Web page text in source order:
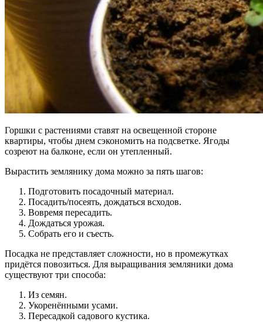
Горшки с растениями ставят на освещенной стороне
квартиры, чтобы днем сэкономить на подсветке. Ягоды
созреют на балконе, если он утепленный.
Вырастить землянику дома можно за пять шагов:
Подготовить посадочный материал.
Посадить/посеять, дождаться всходов.
Вовремя пересадить.
Дождаться урожая.
Собрать его и съесть.
Посадка не представляет сложности, но в промежутках
придётся повозиться. Для выращивания земляники дома
существуют три способа:
Из семян.
Укоренёнными усами.
Пересадкой садового кустика.